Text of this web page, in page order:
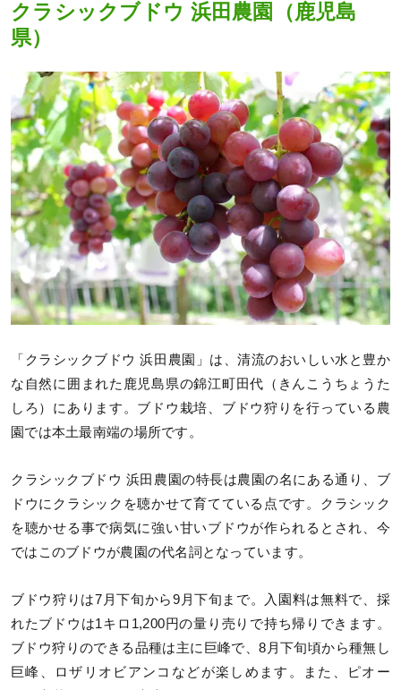
クラシックブドウ 浜田農園（鹿児島
県）
「クラシックブドウ 浜田農園」は、清流のおいしい水と豊か
な自然に囲まれた鹿児島県の錦江町田代（きんこうちょうた
しろ）にあります。ブドウ栽培、ブドウ狩りを行っている農
園では本土最南端の場所です。
クラシックブドウ 浜田農園の特長は農園の名にある通り、ブ
ドウにクラシックを聴かせて育てている点です。クラシック
を聴かせる事で病気に強い甘いブドウが作られるとされ、今
ではこのブドウが農園の代名詞となっています。
ブドウ狩りは7月下旬から9月下旬まで。入園料は無料で、採
れたブドウは1キロ1,200円の量り売りで持ち帰りできます。
ブドウ狩りのできる品種は主に巨峰で、8月下旬頃から種無し
巨峰、ロザリオビアンコなどが楽しめます。また、ピオー